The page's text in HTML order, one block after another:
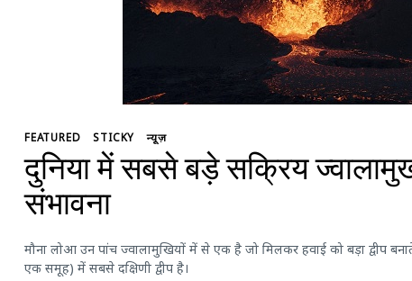
FEATURED STICKY न्यूज़
दुनिया में सबसे बड़े सक्रिय
संभावना
मौना लोआ उन पांच ज्वालामुखियों में से एक है जो मिलकर हवाई को बड़ा द्वीप बनाते
एक समूह) में सबसे दक्षिणी द्वीप है।